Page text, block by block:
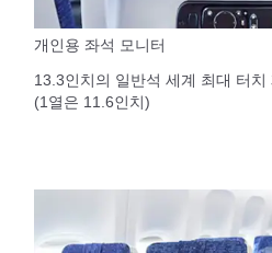
개인용 좌석 모니터
13.3인치의 일반석 세계 최대 터
(1열은 11.6인치)